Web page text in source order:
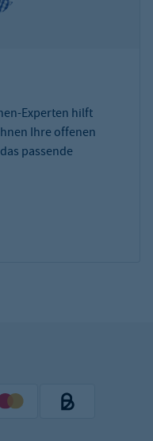
Experten hilft
Ihre offenen
passende